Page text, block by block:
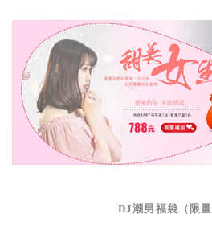
DJ潮男福袋（限量